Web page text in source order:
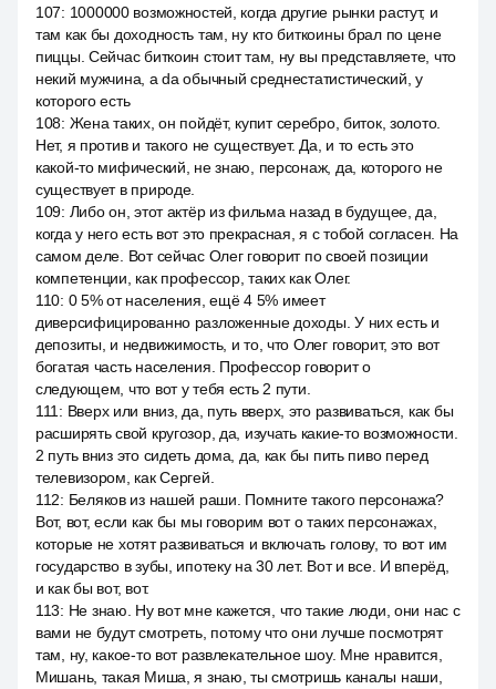
107: 1000000 возможностей, когда другие рынки растут, и
там как бы доходность там, ну кто биткоины брал по цене
пиццы. Сейчас биткоин стоит там, ну вы представляете, что
некий мужчина, а da обычный среднестатистический, у
которого есть
108: Жена таких, он пойдёт, купит серебро, биток, золото.
Нет, я против и такого не существует. Да, и то есть это
какой-то мифический, не знаю, персонаж, да, которого не
существует в природе.
109: Либо он, этот актёр из фильма назад в будущее, да,
когда у него есть вот это прекрасная, я с тобой согласен. На
самом деле. Вот сейчас Олег говорит по своей позиции
компетенции, как профессор, таких как Олег.
110: 0 5% от населения, ещё 4 5% имеет
диверсифицированно разложенные доходы. У них есть и
депозиты, и недвижимость, и то, что Олег говорит, это вот
богатая часть населения. Профессор говорит о
следующем, что вот у тебя есть 2 пути.
111 : Вверх или вниз, да, путь вверх, это развиваться, как бы
расширять свой кругозор, да, изучать какие-то возможности.
2 путь вниз это сидеть дома, да, как бы пить пиво перед
телевизором, как Сергей.
112: Беляков из нашей раши. Помните такого персонажа?
Вот, вот, если как бы мы говорим вот о таких персонажах,
которые не хотят развиваться и включать голову, то вот им
государство в зубы, ипотеку на 30 лет. Вот и все. И вперёд,
и как бы вот, вот.
113: Не знаю. Ну вот мне кажется, что такие люди, они нас с
вами не будут смотреть, потому что они лучше посмотрят
там, ну, какое-то вот развлекательное шоу. Мне нравится,
Мишань, такая Миша, я знаю, ты смотришь каналы наши,